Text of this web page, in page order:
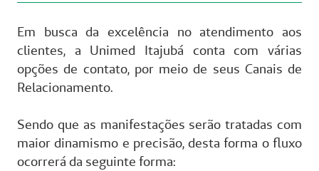
Em busca da excelência no atendimento aos
clientes, a Unimed Itajubá conta com várias
opções de contato, por meio de seus Canais de
Relacionamento.
Sendo que as manifestações serão tratadas com
maior dinamismo e precisão, desta forma o fluxo
ocorrerá da seguinte forma: